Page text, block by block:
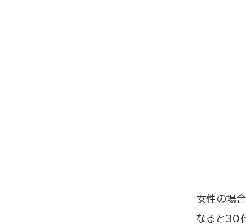
女性の場
なると30